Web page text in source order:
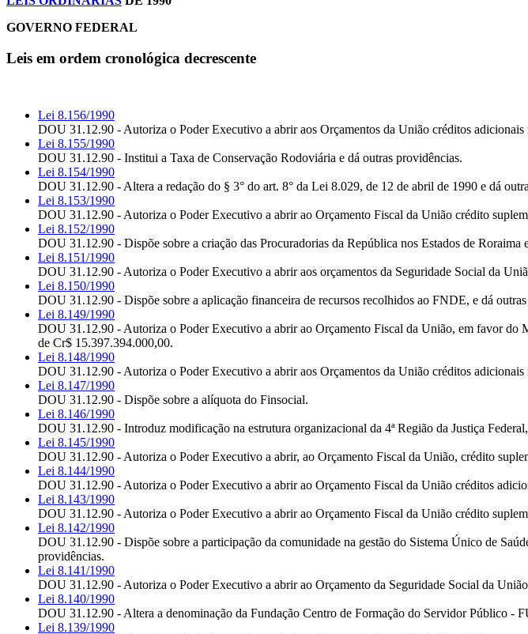
GOVERNO FEDERAL
Leis em ordem cronológica decrescente
Lei 8.156/1990
DOU 31.12.90 - Autoriza o Poder Executivo a abrir aos Orçamentos da União créditos
Lei 8.155/1990
DOU 31.12.90 - Institui a Taxa de Conservação Rodoviária e dá outras providências.
Lei 8.154/1990
DOU 31.12.90 - Altera a redação do § 3° do art. 8° da Lei 8.029, de 12 de abril de 1990 e dá
Lei 8.153/1990
DOU 31.12.90 - Autoriza o Poder Executivo a abrir ao Orçamento Fiscal da União crédito
Lei 8.152/1990
DOU 31.12.90 - Dispõe sobre a criação das Procuradorias da República nos Estados de Roraima
Lei 8.151/1990
DOU 31.12.90 - Autoriza o Poder Executivo a abrir aos orçamentos da Seguridade Social da
Lei 8.150/1990
DOU 31.12.90 - Dispõe sobre a aplicação financeira de recursos recolhidos ao FNDE, e dá
Lei 8.149/1990
DOU 31.12.90 - Autoriza o Poder Executivo a abrir ao Orçamento Fiscal da União, em favor
de Cr$ 15.397.394.000,00.
Lei 8.148/1990
DOU 31.12.90 - Autoriza o Poder Executivo a abrir aos Orçamentos da União créditos
Lei 8.147/1990
DOU 31.12.90 - Dispõe sobre a alíquota do Finsocial.
Lei 8.146/1990
DOU 31.12.90 - Introduz modificação na estrutura organizacional da 4ª Região da Justiça
Lei 8.145/1990
DOU 31.12.90 - Autoriza o Poder Executivo a abrir, ao Orçamento Fiscal da União, crédito
Lei 8.144/1990
DOU 31.12.90 - Autoriza o Poder Executivo a abrir ao Orçamento Fiscal da União créditos
Lei 8.143/1990
DOU 31.12.90 - Autoriza o Poder Executivo a abrir ao Orçamento Fiscal da União crédito
Lei 8.142/1990
DOU 31.12.90 - Dispõe sobre a participação da comunidade na gestão do Sistema Único de
providências.
Lei 8.141/1990
DOU 31.12.90 - Autoriza o Poder Executivo a abrir ao Orçamento da Seguridade Social da
Lei 8.140/1990
DOU 31.12.90 - Altera a denominação da Fundação Centro de Formação do Servidor Público -
Lei 8.139/1990